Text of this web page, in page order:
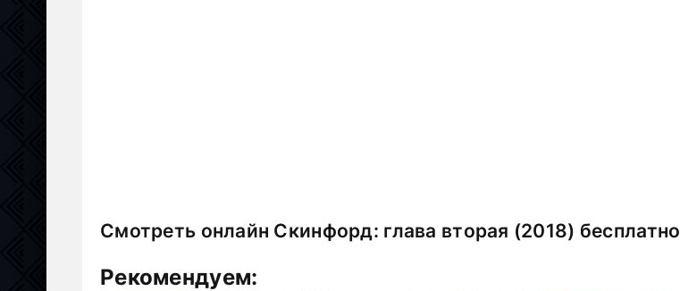
Смотреть онлайн Скинфорд: глава вторая (2018) бесплатно
Рекомендуем: